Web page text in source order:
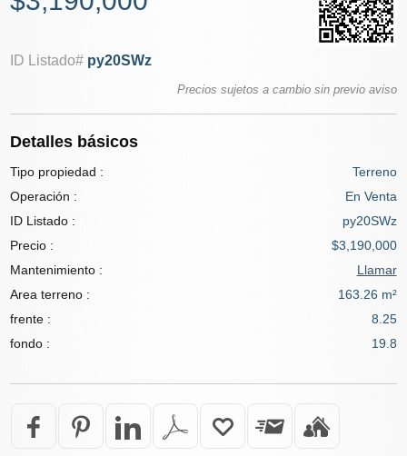
ID Listado# py20SWz
Precios sujetos a cambio sin previo aviso
Detalles básicos
Tipo propiedad :
Terreno
Operación :
En Venta
ID Listado :
py20SWz
Precio :
$3,190,000
Mantenimiento :
Llamar
Area terreno :
163.26 m²
frente :
8.25
fondo :
19.8